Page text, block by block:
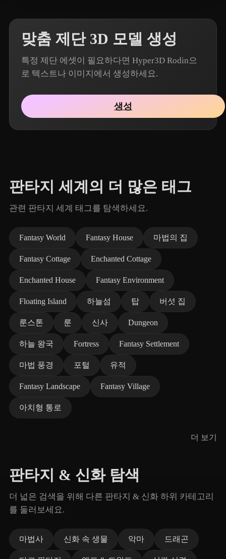
맞춤 제단 3D 모델 생성
특정 제단 에셋이 필요하다면 Hyper3D Rodin으
로 텍스트나 이미지에서 생성하세요.
생성
판타지 세계의 더 많은 태그
관련 판타지 세계 태그를 탐색하세요.
Fantasy World Fantasy House 마법의 집
Fantasy Cottage Enchanted Cottage
Enchanted House Fantasy Environment
Floating Island 하늘섬 탑 버섯 집
룬스톤 룬 신사 Dungeon
하늘 왕국 Fortress Fantasy Settlement
마법 풍경 포털 유적
Fantasy Landscape Fantasy Village
아치형 통로
더 보기
판타지 & 신화 탐색
더 넓은 검색을 위해 다른 판타지 & 신화 하위 카테고리
를 둘러보세요.
마법사 신화 속 생물 악마 드래곤